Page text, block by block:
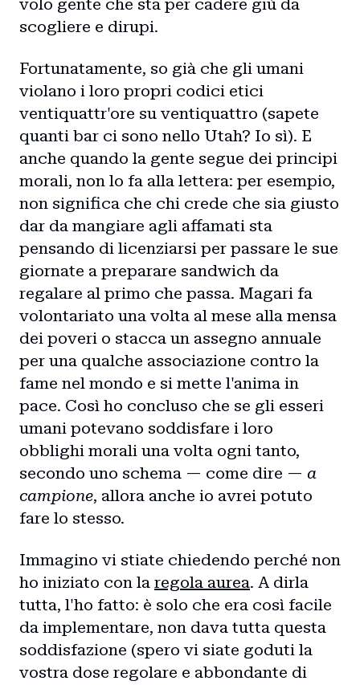
Home
Intro
volo gente che sta per cadere giù da
scogliere e dirupi.
Fortunatamente, so già che gli umani
violano i loro propri codici etici
ventiquattr'ore su ventiquattro (sapete
quanti bar ci sono nello Utah? Io sì). E
anche quando la gente segue dei principi
morali, non lo fa alla lettera: per esempio,
non significa che chi crede che sia giusto
dar da mangiare agli affamati sta
pensando di licenziarsi per passare le sue
giornate a preparare sandwich da
regalare al primo che passa. Magari fa
volontariato una volta al mese alla mensa
dei poveri o stacca un assegno annuale
per una qualche associazione contro la
fame nel mondo e si mette l'anima in
pace. Così ho concluso che se gli esseri
umani potevano soddisfare i loro
obblighi morali una volta ogni tanto,
secondo uno schema — come dire — a
campione, allora anche io avrei potuto
fare lo stesso.
Immagino vi stiate chiedendo perché non
ho iniziato con la regola aurea. A dirla
tutta, l'ho fatto: è solo che era così facile
da implementare, non dava tutta questa
soddisfazione (spero vi siate goduti la
vostra dose regolare e abbondante di